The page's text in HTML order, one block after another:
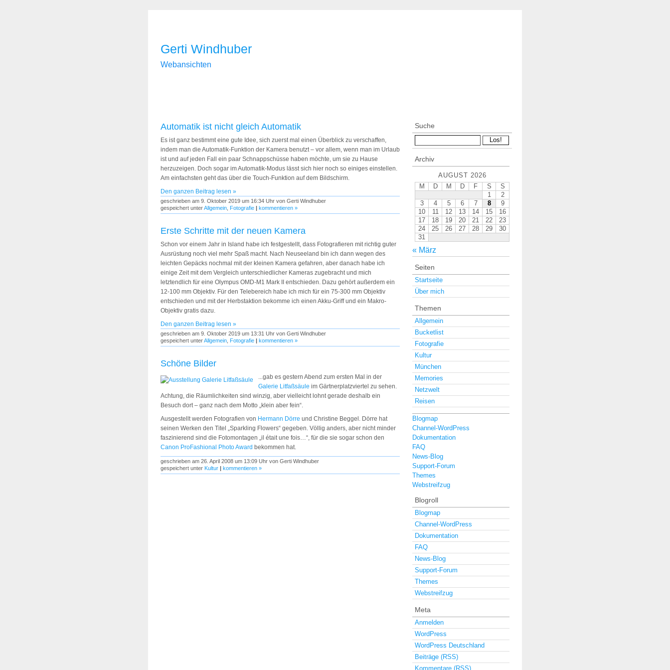
Gerti Windhuber
Webansichten
Automatik ist nicht gleich Automatik
Es ist ganz bestimmt eine gute Idee, sich zuerst mal einen Überblick zu verschaffen,
indem man die Automatik-Funktion der Kamera benutzt – vor allem, wenn man im Urlaub
ist und auf jeden Fall ein paar Schnappschüsse haben möchte, um sie zu Hause
herzuzeigen. Doch sogar im Automatik-Modus lässt sich hier noch so einiges einstellen.
Am einfachsten geht das über die Touch-Funktion auf dem Bildschirm.
Den ganzen Beitrag lesen »
geschrieben am 9. Oktober 2019 um 16:34 Uhr von Gerti Windhuber
gespeichert unterAllgemein Fotografie | kommentieren »
Erste Schritte mit der neuen Kamera
Schon vor einem Jahr in Island habe ich festgestellt, dass Fotografieren mit richtig guter
Ausrüstung noch viel mehr Spaß macht. Nach Neuseeland bin ich dann wegen des
leichten Gepäcks nochmal mit der kleinen Kamera gefahren, aber danach habe ich
einige Zeit mit dem Vergleich unterschiedlicher Kameras zugebracht und mich
letztendlich für eine Olympus OMD-M1 Mark II entschieden. Dazu gehört außerdem ein
12-100 mm Objektiv. Für den Telebereich habe ich mich für ein 75-300 mm Objektiv
entschieden und mit der Herbstaktion bekomme ich einen Akku-Griff und ein Makro-
Objektiv gratis dazu.
Den ganzen Beitrag lesen »
geschrieben am 9. Oktober 2019 um 13:31 Uhr von Gerti Windhuber
gespeichert unterAllgemein Fotografie | kommentieren »
Schöne Bilder
...gab es gestern Abend zum ersten Mal in der
Galerie Litfaßsäule im Gärtnerplatzviertel zu sehen.
Achtung, die Räumlichkeiten sind winzig, aber vielleicht lohnt gerade deshalb ein
Besuch dort – ganz nach dem Motto „klein aber fein“.
Ausgestellt werden Fotografien von Hermann Dörre und Christine Beggel. Dörre hat
seinen Werken den Titel „Sparkling Flowers“ gegeben. Völlig anders, aber nicht minder
faszinierend sind die Fotomontagen „il était une fois…“, für die sie sogar schon den
Canon ProFashional Photo Award bekommen hat.
geschrieben am 26. April 2008 um 13:09 Uhr von Gerti Windhuber
gespeichert unter Kultur | kommentieren »
Suche
Archiv
AUGUST 2026
M
D M D F S
S
1
2
3
4 5 6 7 8
9
10
11 12 13 14 15
16
17
18 19 20 21 22
23
24
25 26 27 28 29
30
31
« März
Seiten
Startseite
Über mich
Themen
Allgemein
Bucketlist
Fotografie
Kultur
München
Memories
Netzwelt
Reisen
Blogmap
Channel-WordPress
Dokumentation
FAQ
News-Blog
Support-Forum
Themes
Webstreifzug
Blogroll
Blogmap
Channel-WordPress
Dokumentation
FAQ
News-Blog
Support-Forum
Themes
Webstreifzug
Meta
Anmelden
WordPress
WordPress Deutschland
Beiträge (RSS)
Kommentare (RSS)